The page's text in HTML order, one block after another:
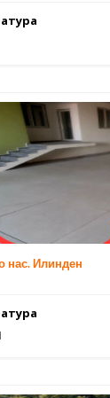
нас. Илинден